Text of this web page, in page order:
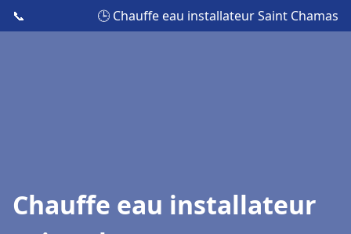
📞 🕒 Chauffe eau installateur Saint Chamas
Chauffe eau installateur